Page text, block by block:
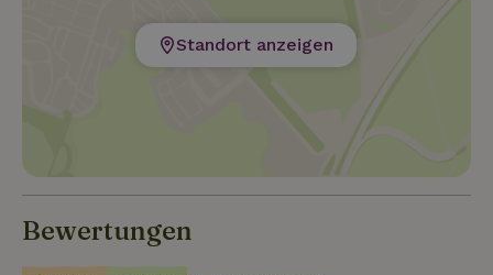
Standort anzeigen
Bewertungen